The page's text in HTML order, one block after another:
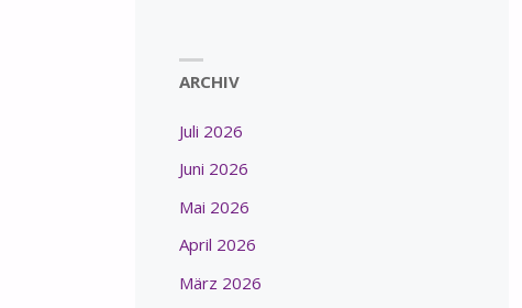
ARCHIV
Juli 2026
Juni 2026
Mai 2026
April 2026
März 2026